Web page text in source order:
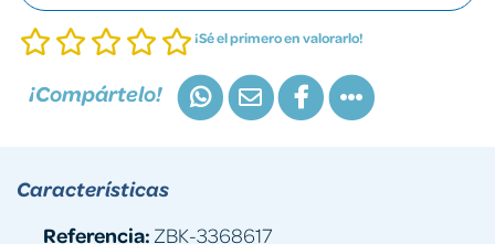
¡Sé el primero en valorarlo!
¡Compártelo!
Características
Referencia: ZBK-3368617